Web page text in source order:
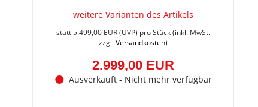
weitere Varianten des Artikels
statt5.499,00 EUR(UVP) pro Stück (inkl. MwSt.
zzgl.Versandkosten)
2.999,00 EUR
Ausverkauft - Nicht mehr verfügbar